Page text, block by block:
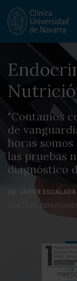
"Contamos
de
horas
las pruebas
diagnóstico
DR. JAVIER
DIRECTOR.